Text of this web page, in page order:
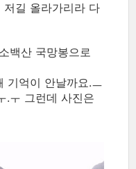
길 올라가리라 다
백산 국망봉으로
기억이 안날까요.ㅡ
.ㅜ 그런데 사진은